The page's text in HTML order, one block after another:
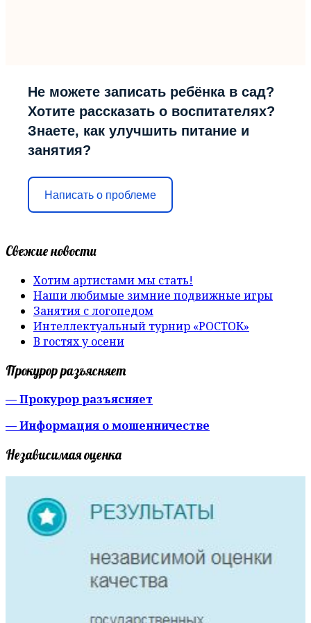
Не можете записать ребёнка в сад?
Хотите рассказать о воспитателях?
Знаете, как улучшить питание и
занятия?
Написать о проблеме
Свежие новости
Хотим артистами мы стать!
Наши любимые зимние подвижные игры
Занятия с логопедом
Интеллектуальный турнир «РОСТОК»
В гостях у осени
Прокурор разъясняет
— Прокурор разъясняет
— Информация о мошенничестве
Независимая оценка